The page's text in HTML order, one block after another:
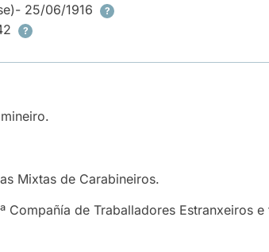
- 25/06/1916 ?
?
Mixtas de Carabineiros.
de Traballadores Estranxeiros e